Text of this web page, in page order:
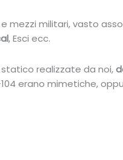
militari, vasto
, Esci ecc.
realizzate da noi,
erano mimetiche,